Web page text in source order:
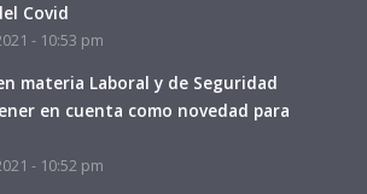
Covid
- 10:53 pm
materia Laboral y de Seguridad
en cuenta como novedad para
- 10:52 pm